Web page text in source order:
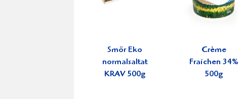
Smör Eko
normalsaltat
KRAV 500g
Crème
Fraichen 34%
500g